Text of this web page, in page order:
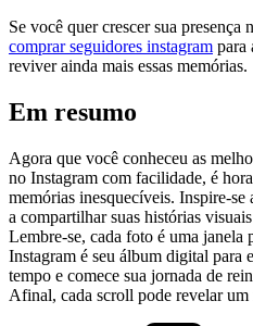
Se você quer crescer sua presença
comprar‌ seguidores instagram para
reviver ⁢ainda​ mais essas memórias.
Em resumo
Agora que você conheceu as
⁣no Instagram⁢ com facilidade,‌ é⁢
⁢memórias ⁢inesquecíveis. Inspire-se
a compartilhar suas histórias
Lembre-se,⁢ cada foto⁣ é uma janela​
‌Instagram é​ seu álbum digital ​para
tempo e⁢ comece sua jornada de
Afinal, cada‍ scroll pode revelar